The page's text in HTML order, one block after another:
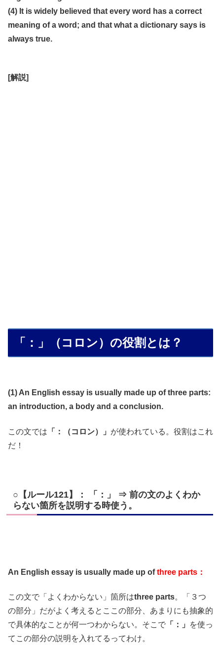
(4) It is widely believed that every word has a correct
meaning of a word; and that what a dictionary says is
always true.
[解説]
「：」（コロン）の役割とは？
(1) An English essay is usually made up of three parts:
an introduction, a body and a conclusion.
この文では 「：（コロン）」 が使われている。役割はこれ
だ！
○【ルール121】： 「：」 ⇒ 前の文のよくわか
らない箇所を説明する時使う。
An English essay is usually made up ofthree parts：
この文で「よくわからない」箇所はthree parts。「３つ
の部分」だがよく考えるとここの部分、あまりにも抽象的
で具体的なことが何一つわからない。そこで 「：」
を使っ
てこの部分の説明を入れてるってわけ。